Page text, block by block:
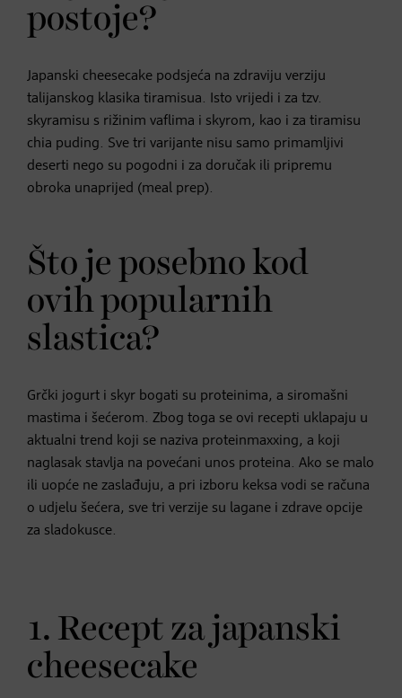
postoje?
Japanski cheesecake podsjeća na zdraviju verziju
talijanskog klasika tiramisua. Isto vrijedi i za tzv.
skyramisu s rižinim vaflima i skyrom, kao i za tiramisu
chia puding. Sve tri varijante nisu samo primamljivi
deserti nego su pogodni i za doručak ili pripremu
obroka unaprijed (meal prep).
Što je posebno kod
ovih popularnih
slastica?
Grčki jogurt i skyr bogati su proteinima, a siromašni
mastima i šećerom. Zbog toga se ovi recepti uklapaju u
aktualni trend koji se naziva proteinmaxxing, a koji
naglasak stavlja na povećani unos proteina. Ako se malo
ili uopće ne zaslađuju, a pri izboru keksa vodi se računa
o udjelu šećera, sve tri verzije su lagane i zdrave opcije
za sladokusce.
1. Recept za japanski
cheesecake